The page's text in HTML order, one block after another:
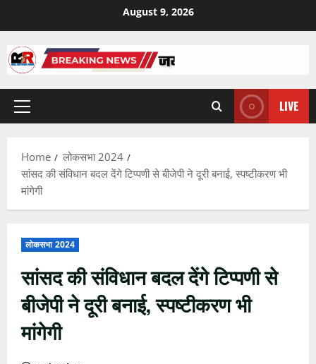
content
August 9, 2026
Primary
LIVE
Home
लोकसभा 2024
सांसद की संविधान बदल देंगे टिप्पणी से बीजेपी ने दूरी बनाई, स्पष्टीकरण भी
मांगेगी
लोकसभा 2024
सांसद की संविधान बदल देंगे टिप्पणी से
बीजेपी ने दूरी बनाई, स्पष्टीकरण भी
मांगेगी